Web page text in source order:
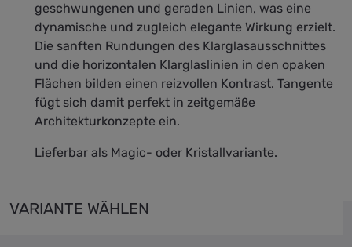
geschwungenen und geraden Linien, was eine
dynamische und zugleich elegante Wirkung erzielt.
Die sanften Rundungen des Klarglasausschnittes
und die horizontalen Klarglaslinien in den opaken
Flächen bilden einen reizvollen Kontrast. Tangente
fügt sich damit perfekt in zeitgemäße
Architekturkonzepte ein.
Lieferbar als Magic- oder Kristallvariante.
VARIANTE WÄHLEN